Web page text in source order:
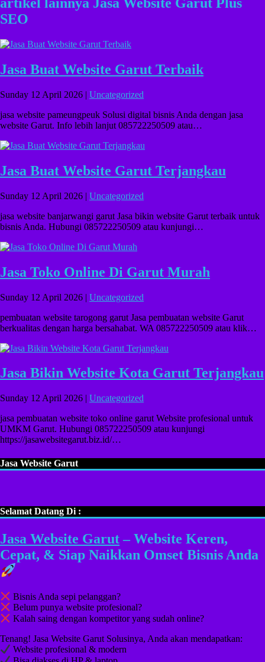
SEO
Jasa Buat Website Garut Terbaik
Sunday 12 April 2026 | Uncategorized
jasa website pameungpeuk Solusi digital bisnis Anda dengan jasa
website Garut. Info lebih lanjut 085722250509 atau…
Jasa Buat Website Garut Terjangkau
Sunday 12 April 2026 | Uncategorized
jasa website banjarwangi garut Jasa bikin website Garut terbaik untuk
bisnis Anda. Hubungi 085722250509 atau kunjungi…
Jasa Toko Online Di Garut Murah
Sunday 12 April 2026 | Uncategorized
pembuatan website tarogong garut Jasa pembuatan website Garut
berkualitas dengan harga bersahabat. WA 085722250509 atau klik…
Jasa Bikin Website Kota Garut Terjangkau
Sunday 12 April 2026 | Uncategorized
jasa pembuatan website toko online garut Website profesional untuk
UMKM Garut. Hubungi 085722250509 atau kunjungi
https://jasawebsitegarut.biz.id/…
Jasa Website Garut
Selamat Datang Di :
Jasa Website Garut– Website Keren,
Cepat, & Siap Naikkan Omset Bisnis Anda
Bisnis Anda sepi pelanggan?
Belum punya website profesional?
Kalah saing dengan kompetitor yang sudah online?
Tenang! Jasa Website Garut Solusinya, Anda akan mendapatkan:
Website profesional & modern